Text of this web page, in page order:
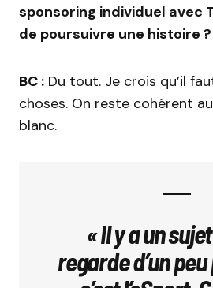
sponsoring individuel avec
de poursuivre une histoire ?
BC : Du tout. Je crois qu’il
choses. On reste cohérent
blanc.
« Il y a un
regarde d’un